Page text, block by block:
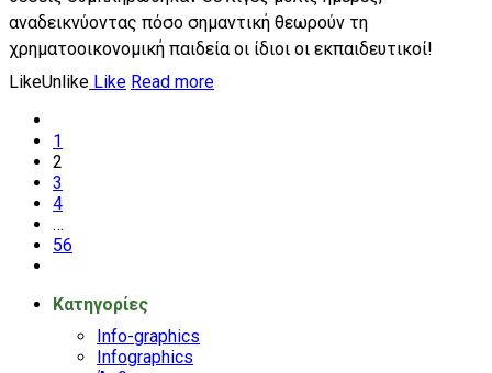
αναδεικνύοντας πόσο σημαντική θεωρούν τη
χρηματοοικονομική παιδεία οι ίδιοι οι εκπαιδευτικοί!
LikeUnlike Like Read more
1
2
3
4
…
56
Kατηγορίες
Info-graphics
Infographics